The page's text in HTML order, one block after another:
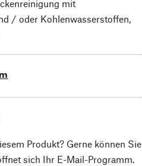
mit
/ oder Kohlenwasserstoffen,
Produkt? Gerne können Sie
sich Ihr E-Mail-Programm.